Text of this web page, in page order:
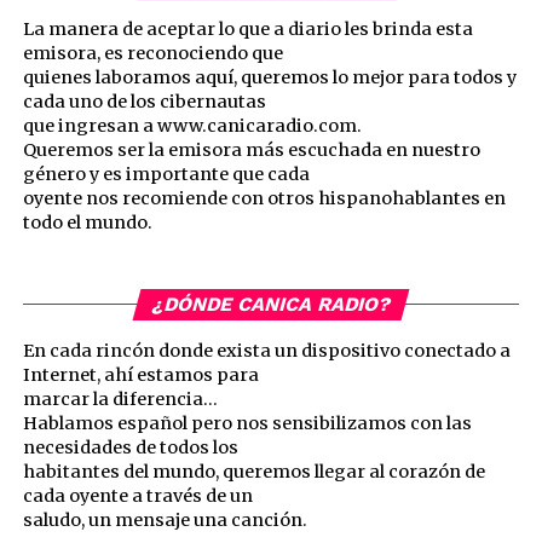
La manera de aceptar lo que a diario les brinda esta
emisora, es reconociendo que
quienes laboramos aquí, queremos lo mejor para todos y
cada uno de los cibernautas
que ingresan a www.canicaradio.com.
Queremos ser la emisora más escuchada en nuestro
género y es importante que cada
oyente nos recomiende con otros hispanohablantes en
todo el mundo.
¿DÓNDE CANICA RADIO?
En cada rincón donde exista un dispositivo conectado a
Internet, ahí estamos para
marcar la diferencia…
Hablamos español pero nos sensibilizamos con las
necesidades de todos los
habitantes del mundo, queremos llegar al corazón de
cada oyente a través de un
saludo, un mensaje una canción.